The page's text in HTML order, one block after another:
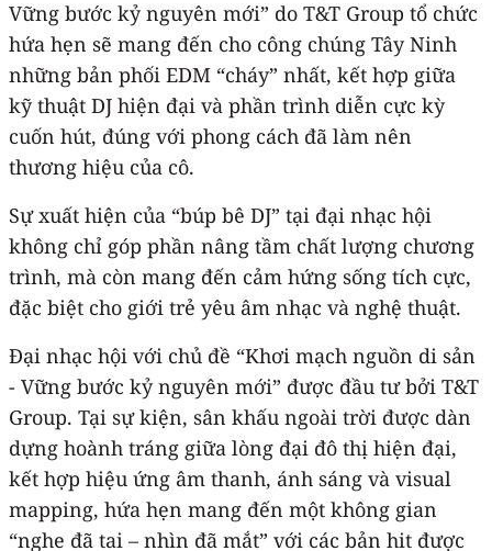
Vững bước kỷ nguyên mới” do T&T Group tổ chức
hứa hẹn sẽ mang đến cho công chúng Tây Ninh
những bản phối EDM “cháy” nhất, kết hợp giữa
kỹ thuật DJ hiện đại và phần trình diễn cực kỳ
cuốn hút, đúng với phong cách đã làm nên
thương hiệu của cô.
Sự xuất hiện của “búp bê DJ” tại đại nhạc hội
không chỉ góp phần nâng tầm chất lượng chương
trình, mà còn mang đến cảm hứng sống tích cực,
đặc biệt cho giới trẻ yêu âm nhạc và nghệ thuật.
Đại nhạc hội với chủ đề “Khơi mạch nguồn di sản
- Vững bước kỷ nguyên mới” được đầu tư bởi T&T
Group. Tại sự kiện, sân khấu ngoài trời được dàn
dựng hoành tráng giữa lòng đại đô thị hiện đại,
kết hợp hiệu ứng âm thanh, ánh sáng và visual
mapping, hứa hẹn mang đến một không gian
“nghe đã tai – nhìn đã mắt” với các bản hit được